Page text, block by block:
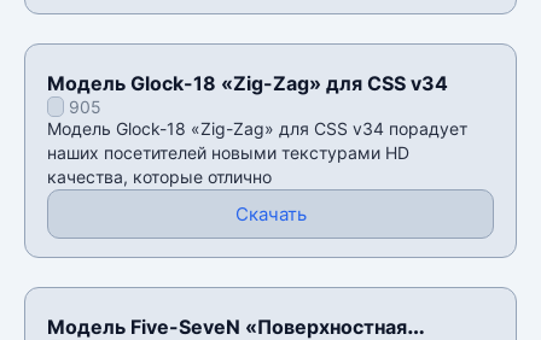
Модель Glock-18 «Zig-Zag» для CSS v34
905
Модель Glock-18 «Zig-Zag» для CSS v34 порадует
наших посетителей новыми текстурами HD
качества, которые отлично
Скачать
Модель Five-SeveN «Поверхностная